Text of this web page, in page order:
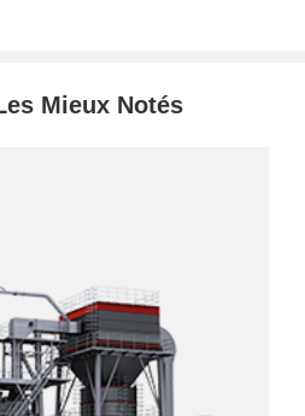
Mieux Notés